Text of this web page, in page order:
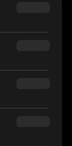
$69.90
$54.90
$34.95
$160.00